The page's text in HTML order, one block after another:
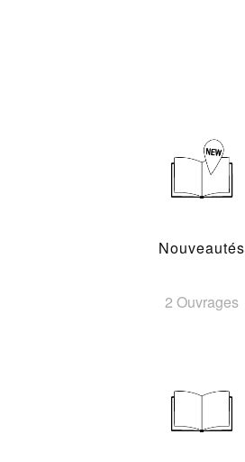
Nouveautés
2 Ouvrages